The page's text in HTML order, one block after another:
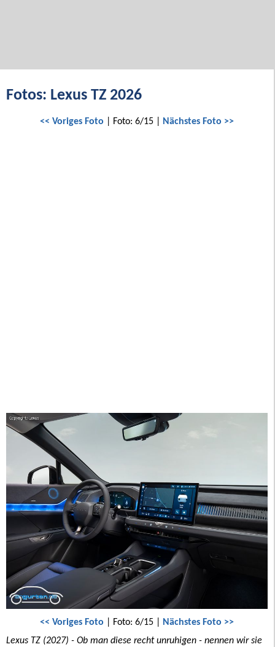
Fotos: Lexus TZ 2026
<< Voriges Foto | Foto: 6/15 | Nächstes Foto >>
<< Voriges Foto | Foto: 6/15 | Nächstes Foto >>
Lexus TZ (2027) - Ob man diese recht unruhigen - nennen wir sie